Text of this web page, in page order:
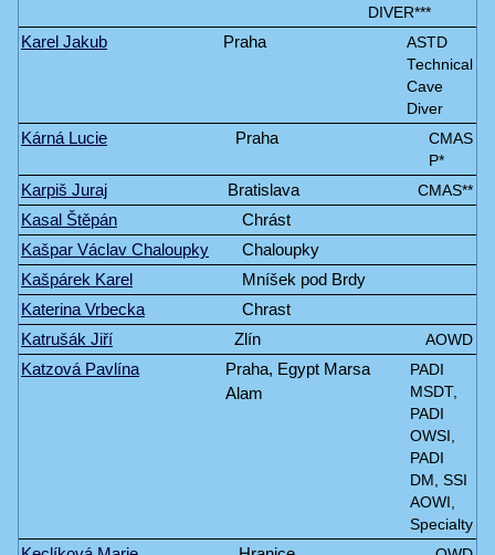
DIVER***
Karel Jakub Praha
ASTD
Technical
Cave
Diver
Kárná Lucie Praha
CMAS
P*
Karpiš Juraj Bratislava CMAS**
Kasal Štěpán
Chrást
Kašpar Václav Chaloupky
Chaloupky
Kašpárek Karel
Mníšek pod Brdy
Katerina Vrbecka
Chrast
Katrušák Jiří
Zlín AOWD
Katzová Pavlína
Praha, Egypt Marsa
Alam
PADI
MSDT,
PADI
OWSI,
PADI
DM, SSI
AOWI,
Specialty